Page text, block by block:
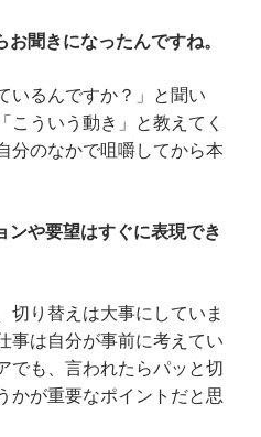
聞きになったんですね。
いるんですか？」と聞い
こういう動き」と教えてく
分のなかで咀嚼してから本
ンや要望はすぐに表現でき
切り替えは大事にしていま
事は自分が事前に考えてい
でも、言われたらパッと切
かが重要なポイントだと思